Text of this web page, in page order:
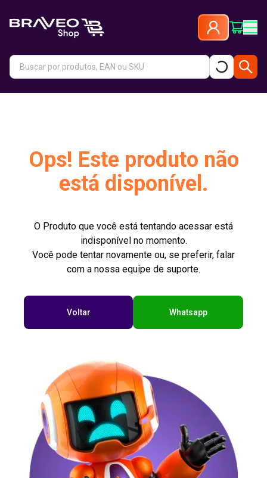
Ops! Este produto não
está disponível.
O Produto que você está tentando acessar está
indisponível no momento.
Você pode tentar novamente ou, se preferir, falar
com a nossa equipe de suporte.
Voltar Whatsapp